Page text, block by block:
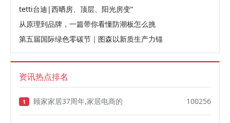
tetti台迪|西晒房、顶层、阳光房变“
从原理到品牌，一篇带你看懂防潮板怎么挑
第五届国际绿色零碳节｜图森以新质生产力锚
资讯热点排名
1 顾家家居37周年,家居电商的 100256